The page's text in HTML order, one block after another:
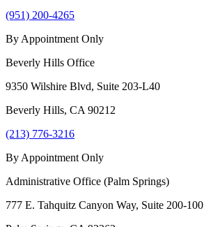
(951) 200-4265
By Appointment Only
Beverly Hills Office
9350 Wilshire Blvd, Suite 203-L40
Beverly Hills, CA 90212
(213) 776-3216
By Appointment Only
Administrative Office (Palm Springs)
777 E. Tahquitz Canyon Way, Suite 200-100